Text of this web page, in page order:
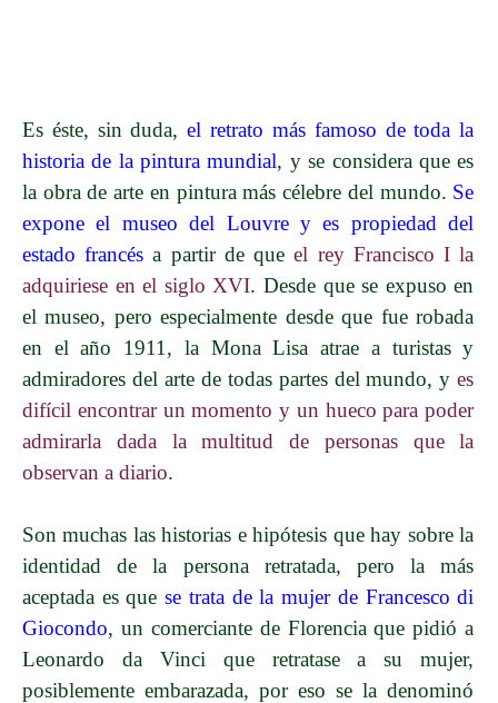
Es éste, sin duda, el retrato más famoso de toda la
historia de la pintura mundial, y se considera que es
la obra de arte en pintura más célebre del mundo. Se
expone el museo del Louvre y es propiedad del
estado francés a partir de queel rey Francisco I la
adquiriese en el siglo XVI. Desde que se expuso en
el museo, pero especialmente desde que fue robada
en el año 1911, la Mona Lisa atrae a turistas y
admiradores del arte de todas partes del mundo, y es
difícil encontrar un momento y un hueco para poder
admirarla dada la multitud de personas que la
observan a diario.
Son muchas las historias e hipótesis que hay sobre la
identidad de la persona retratada, pero la más
aceptada es quese trata de la mujer de Francesco di
Giocondo, un comerciante de Florencia que pidió a
Leonardo da Vinci que retratase a su mujer,
posiblemente embarazada, por eso se la denominó